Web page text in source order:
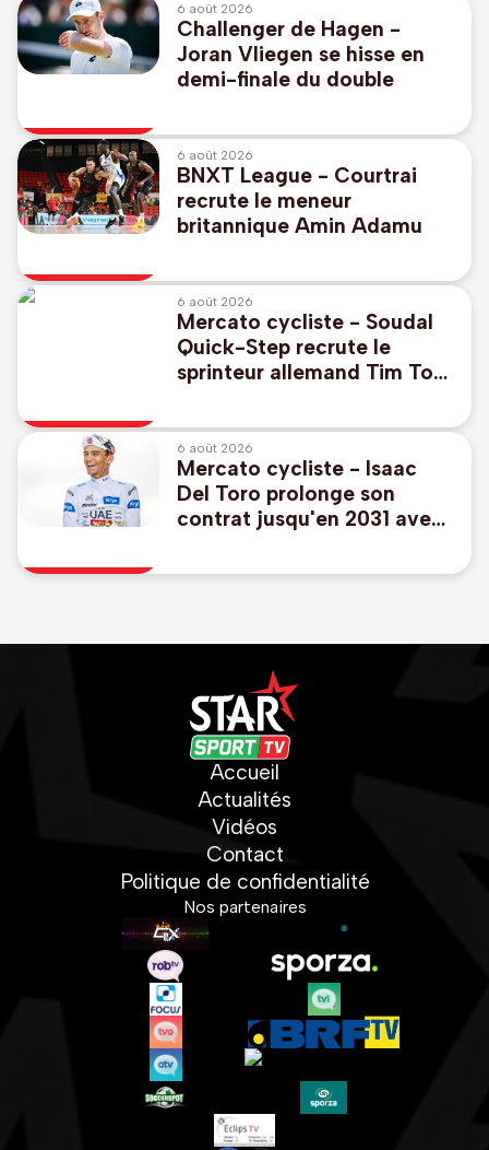
6 août 2026
Challenger de Hagen -
Joran Vliegen se hisse en
demi-finale du double
6 août 2026
BNXT League - Courtrai
recrute le meneur
britannique Amin Adamu
6 août 2026
Mercato cycliste - Soudal
Quick-Step recrute le
sprinteur allemand Tim Torn
6 août 2026
Mercato cycliste - Isaac
Del Toro prolonge son
contrat jusqu'en 2031 avec
Accueil
Actualités
Vidéos
Contact
Politique de confidentialité
Nos partenaires